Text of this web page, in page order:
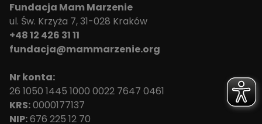
Fundacja Mam Marzenie
ul. Św. Krzyża 7, 31-028 Kraków
+48 12 426 31 11
fundacja@mammarzenie.org
Nr konta:
26 1050 1445 1000 0022 7647 0461
KRS:0000177137
NIP:676 225 12 70